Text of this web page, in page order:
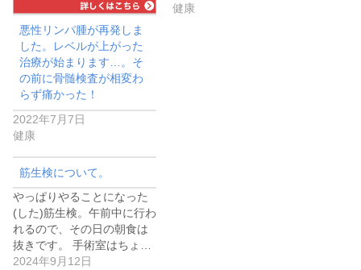
悪性リンパ腫が再発しま
した。レベルが上がった
治療が始まります…。そ
の前に骨髄検査が相変わ
らず痛かった！
2022年7月7日
健康
健康
筋生検について。
やっぱりやることになった
(した)筋生検。午前中に行わ
れるので、その日の朝食は
抜きです。 手術室はちょ…
2024年9月12日